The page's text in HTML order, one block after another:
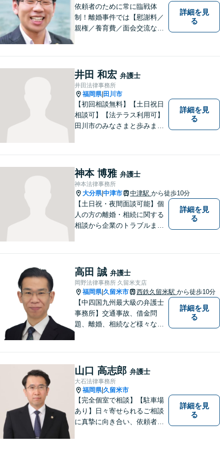
依頼者のために常に臨戦体
制！離婚事件では【慰謝料／
親権／養育費／面会交流な
活動、示談活動】を基本に迅
速対応。相続事案【遺言、遺
産分割、遺留分】では難事案
の解決実績も。
詳細を見
る
井田 和宏 弁護士
井田法律事務所
福岡県| 田川市
【初回相談無料】【土日祝日
相談可】【法テラス利用可】
田川市のみなさまと歩みま
な対応、良質な法的サービス
の提供をモットーとする事務
所です。
詳細を見
る
神本 博雅 弁護士
神本法律事務所
大分県|中津市 中津駅 から徒歩10分
【土日祝・夜間面談可能】個
人の方の離婚・相続に関する
相談から企業のトラブルまで
詳細を見
る
高田 誠 弁護士
岡野法律事務所 久留米支店
福岡県|久留米市 西鉄久留米駅 から徒歩10分
【中四国九州最大級の弁護士
事務所】交通事故、借金問
題、離婚、相続など様々な問
い！
詳細を見
る
山口 高志郎 弁護士
大石法律事務所
福岡県|久留米市
【完全個室で相談】【駐車場
あり】日々寄せられるご相談
に真摯に向き合い、依頼者の
詳細を見
る